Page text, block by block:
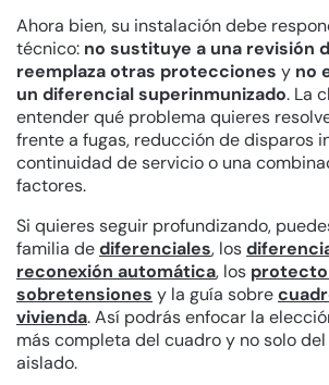
Ahora bien, su instalación debe
técnico: no sustituye a una revisión
reemplaza otras protecciones y no
un diferencial superinmunizado. La
entender qué problema quieres
frente a fugas, reducción de disparos
continuidad de servicio o una
factores.
Si quieres seguir profundizando,
familia dediferenciales, los
reconexión automática, los
sobretensiones y la guía sobre
vivienda. Así podrás enfocar la
más completa del cuadro y no solo
aislado.